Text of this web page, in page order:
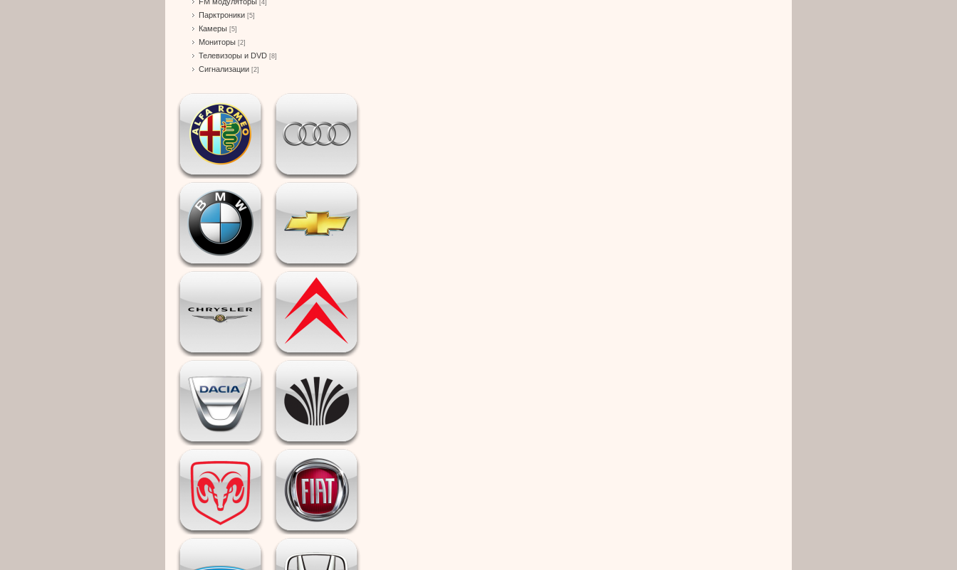
[4]
Парктроники [5]
Камеры [5]
Мониторы [2]
Телевизоры и DVD [8]
Сигнализации [2]